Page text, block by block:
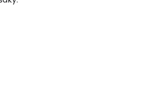
služby